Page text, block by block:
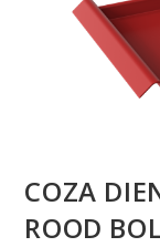
COZA
ROOD